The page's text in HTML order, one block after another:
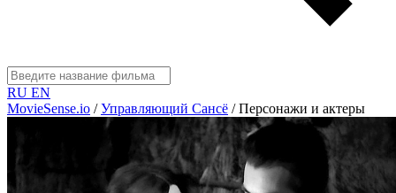
RU EN
MovieSense.io / Управляющий Сансё / Персонажи и актеры